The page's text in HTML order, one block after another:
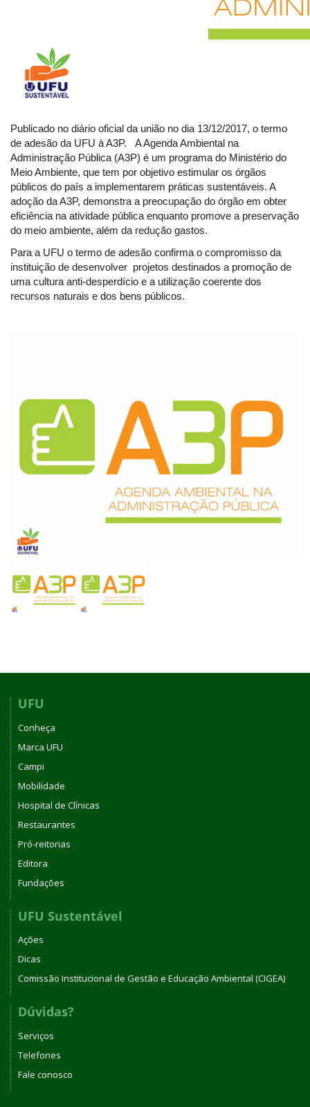
Publicado no diário oficial da união no dia 13/12/2017, o termo
de adesão da UFU à A3P. A Agenda Ambiental na
Administração Pública (A3P) é um programa do Ministério do
Meio Ambiente, que tem por objetivo estimular os órgãos
públicos do país a implementarem práticas sustentáveis. A
adoção da A3P, demonstra a preocupação do órgão em obter
eficiência na atividade pública enquanto promove a preservação
do meio ambiente, além da redução gastos.
Para a UFU o termo de adesão confirma o compromisso da
instituição de desenvolver projetos destinados a promoção de
uma cultura anti-desperdício e a utilização coerente dos
recursos naturais e dos bens públicos.
UFU
Conheça
Marca UFU
Campi
Mobilidade
Hospital de Clínicas
Restaurantes
Pró-reitorias
Editora
Fundações
UFU Sustentável
Ações
Dicas
Comissão Institucional de Gestão e Educação Ambiental (CIGEA)
Dúvidas?
Serviços
Telefones
Fale conosco